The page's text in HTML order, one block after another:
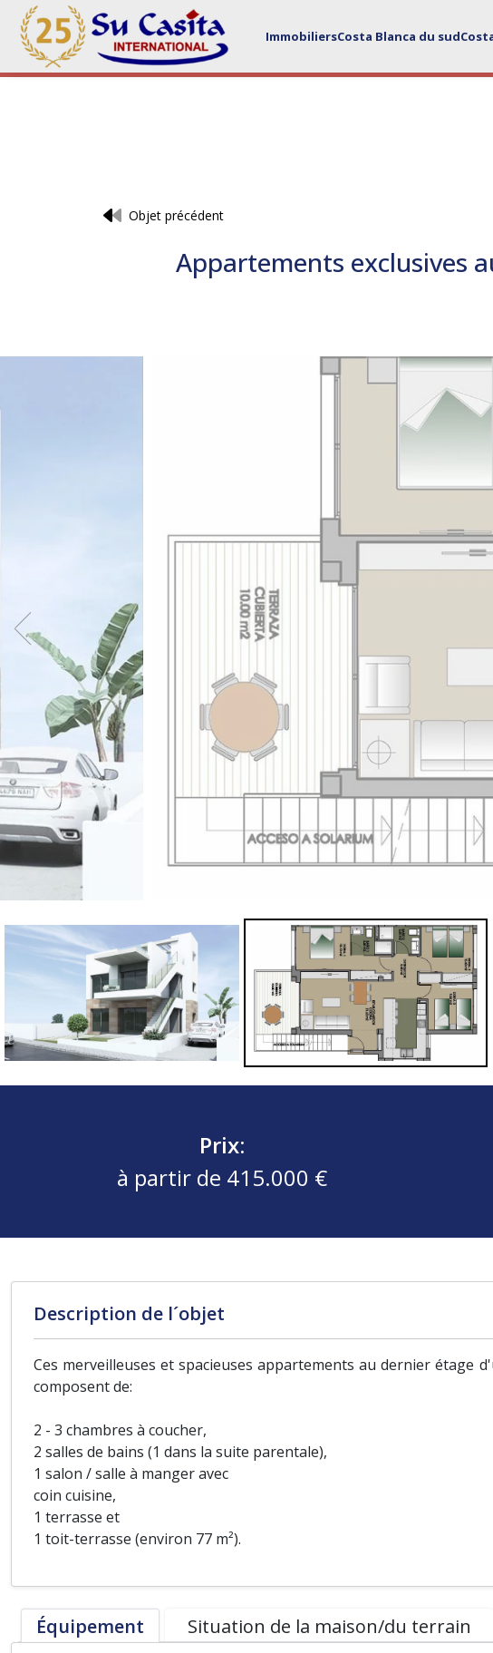
ImmobiliersCosta Blanca du sud
Objet précédent
Appartements exclusives
Prix:
à partir de 415.000 €
Description de l´objet
Ces merveilleuses et spacieuses appartements au dernier étage
composent de:
2 - 3 chambres à coucher,
2 salles de bains (1 dans la suite parentale),
1 salon / salle à manger avec
coin cuisine,
1 terrasse et
1 toit-terrasse (environ 77 m²).
Équipement Situation de la maison/du terrain